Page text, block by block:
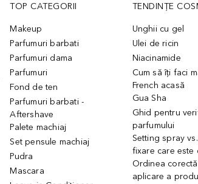
TOP CATEGORII
Makeup
Parfumuri barbati
Parfumuri dama
Parfumuri
Fond de ten
Parfumuri barbati -
Aftershave
Palete machiaj
Set pensule machiaj
Pudra
Mascara
TENDINȚE
Unghii cu gel
Ulei de ricin
Niacinamide
Cum să îți faci
French acasă
Gua Sha
Ghid pentru
parfumului
Setting spray
fixare care este
Ordinea
aplicare a